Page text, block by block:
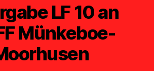
LF 10 an
Münkeboe-